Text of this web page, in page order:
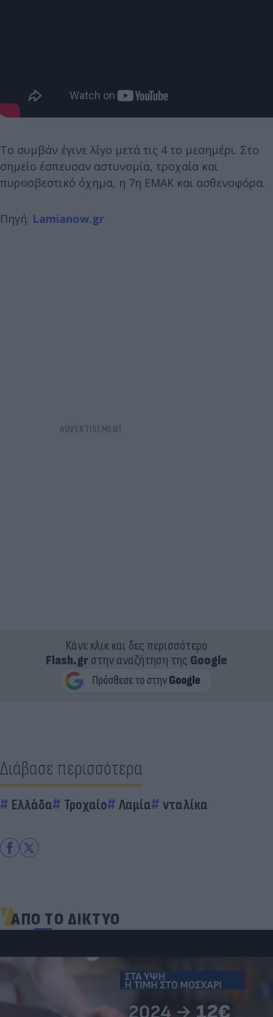
Το συμβάν έγινε λίγο μετά τις 4 το μεσημέρι. Στο
σημείο έσπευσαν αστυνομία, τροχαία και
πυροσβεστικό όχημα, η 7η ΕΜΑΚ και ασθενοφόρα.
Πηγή: Lamianow.gr
Κάνε κλικ και δες περισσότερο
Flash.grστην αναζήτηση της Google
Διάβασε περισσότερα
Ελλάδα Τροχαίο Λαμία νταλίκα
ΑΠΟ ΤΟ ΔΙΚΤΥΟ